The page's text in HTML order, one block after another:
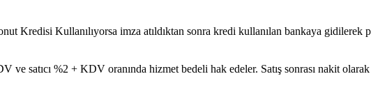
Kredisi Kullanılıyorsa imza atıldıktan sonra kredi kullanılan bankaya gidilerek
satıcı %2 + KDV oranında hizmet bedeli hak edeler. Satış sonrası nakit